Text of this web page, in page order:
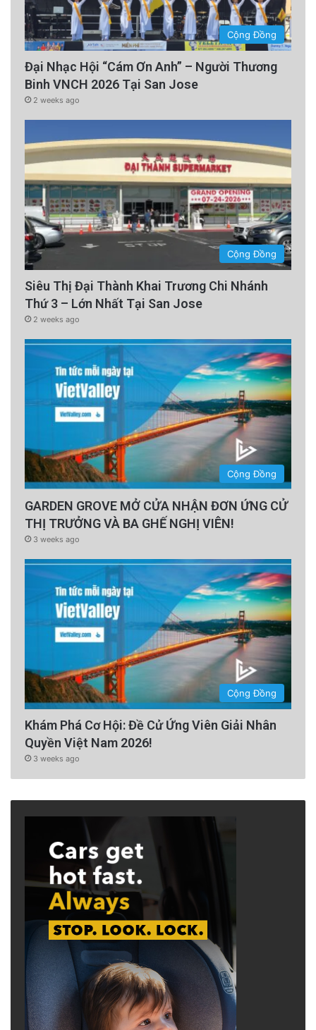
Cộng Đồng
Đại Nhạc Hội “Cám Ơn Anh” – Người Thương
Binh VNCH 2026 Tại San Jose
2 weeks ago
Cộng Đồng
Siêu Thị Đại Thành Khai Trương Chi Nhánh
Thứ 3 – Lớn Nhất Tại San Jose
2 weeks ago
Cộng Đồng
GARDEN GROVE MỞ CỬA NHẬN ĐƠN ỨNG CỬ
THỊ TRƯỞNG VÀ BA GHẾ NGHỊ VIÊN!
3 weeks ago
Cộng Đồng
Khám Phá Cơ Hội: Đề Cử Ứng Viên Giải Nhân
Quyền Việt Nam 2026!
3 weeks ago